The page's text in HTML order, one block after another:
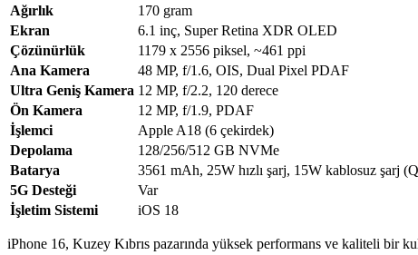
Ağırlık
170 gram
Ekran
6.1 inç, Super Retina XDR OLED
Çözünürlük
1179 x 2556 piksel, ~461 ppi
Ana Kamera
48 MP, f/1.6, OIS, Dual Pixel PDAF
Ultra Geniş Kamera 12 MP, f/2.2, 120 derece
Ön Kamera
12 MP, f/1.9, PDAF
İşlemci
Apple A18 (6 çekirdek)
Depolama
128/256/512 GB NVMe
Batarya
3561 mAh, 25W hızlı şarj, 15W kablosuz şarj
5G Desteği
Var
İşletim Sistemi
iOS 18
iPhone 16, Kuzey Kıbrıs pazarında yüksek performans ve kaliteli bir